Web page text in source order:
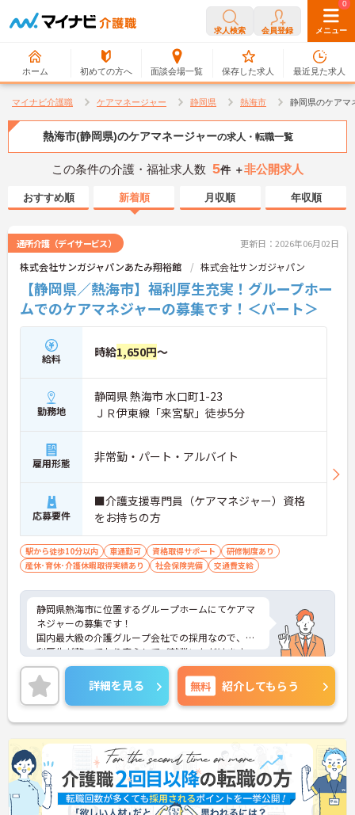
求人検索 会員登録 メニュー
ホーム 初めての方へ 面談会場一覧
0
保存した求人
0
最近見た求人
マイナビ介護職 ケアマネージャー 静岡県 熱海市 静岡県のケアマ
熱海市(静岡県)のケアマネージャーの求人・転職一覧
この条件の介護・福祉求人数 5件 ＋非公開求人
おすすめ順 新着順 月収順 年収順
通所介護（デイサービス） 更新日：2026年06月02日
株式会社サンガジャパンあたみ翔裕館 株式会社サンガジャパン
【静岡県／熱海市】福利厚生充実！グループホー
ムでのケアマネジャーの募集です！＜パート＞
給料 時給1,650円～
勤務地
静岡県 熱海市 水口町1-23
ＪＲ伊東線「来宮駅」徒歩5分
雇用形態 非常勤・パート・アルバイト
応募要件
■介護支援専門員（ケアマネジャー）資格
をお持ちの方
駅から徒歩10分以内 車通勤可 資格取得サポート
研修制度あり
産休･育休･介護休暇取得実績あり
社会保険完備 交通費支給
静岡県熱海市に位置するグループホームにてケアマ
ネジャーの募集です！
国内最大級の介護グループ会社での採用なので、福
利厚生が整っており安心してご就業いただけます。
最寄り駅からは徒歩5分とアクセスしやすいのも嬉
しいポイントです。
ご興味のある方には、面接対策ポイントなど、さら
に詳細をお話しいたしますのでお気軽にご相談くだ
さい！
詳細を見る 無料 紹介してもらう